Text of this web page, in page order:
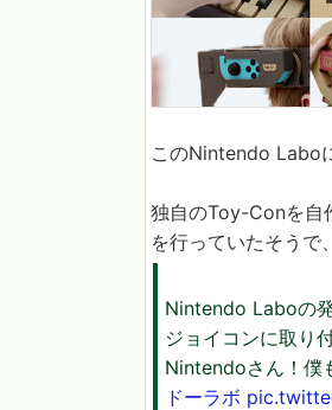
このNintendo Labo
独自のToy-Conを自
を行っていたそうで
Nintendo Laboの
ジョイコンに取り
Nintendoさん！僕
ドーラボ